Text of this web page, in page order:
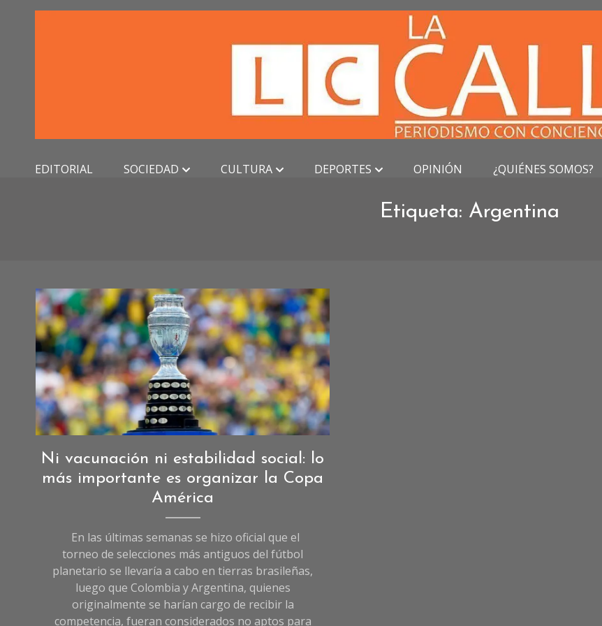
EDITORIAL SOCIEDAD CULTURA DEPORTES OPINIÓN ¿QUIÉNES SOMOS?
Etiqueta: Argentina
Deportes,
Opinión
Ni vacunación ni estabilidad social: lo
más importante es organizar la Copa
América
En las últimas semanas se hizo oficial que el
torneo de selecciones más antiguos del fútbol
planetario se llevaría a cabo en tierras brasileñas,
luego que Colombia y Argentina, quienes
originalmente se harían cargo de recibir la
competencia, fueran considerados no aptos para